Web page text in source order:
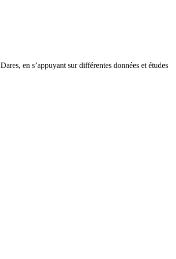
en s’appuyant sur différentes données et études